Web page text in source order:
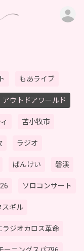
もあライブ
アウトドアワールド
苫小牧市
ラジオ
ばんけい 磐渓
ソロコンサート
スギル
ラジオカロス革命